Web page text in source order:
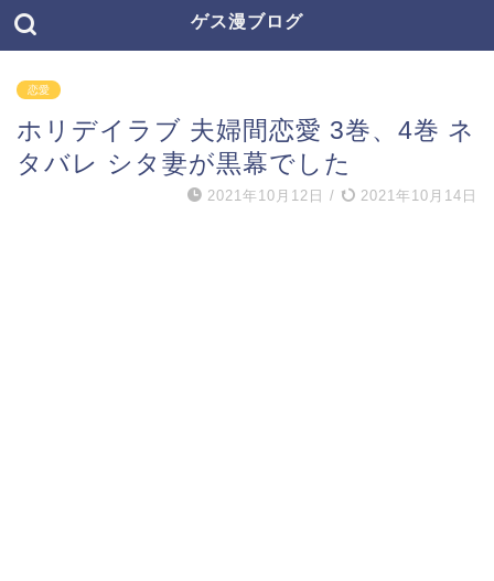
ゲス漫ブログ
恋愛
ホリデイラブ 夫婦間恋愛 3巻、4巻 ネ
タバレ シタ妻が黒幕でした
2021年10月12日 / 2021年10月14日